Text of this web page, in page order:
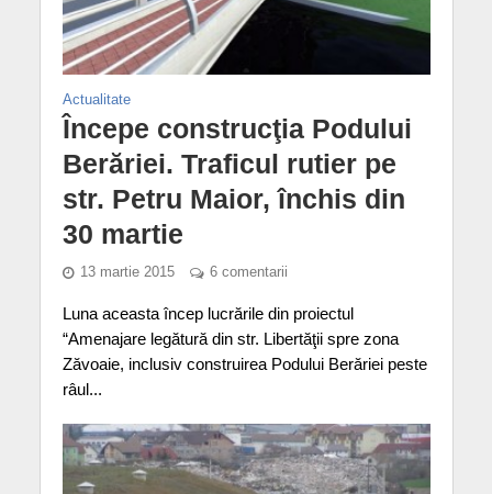
Actualitate
Începe construcţia Podului
Berăriei. Traficul rutier pe
str. Petru Maior, închis din
30 martie
13 martie 2015 6 comentarii
Luna aceasta încep lucrările din proiectul
“Amenajare legătură din str. Libertăţii spre zona
Zăvoaie, inclusiv construirea Podului Berăriei peste
râul...